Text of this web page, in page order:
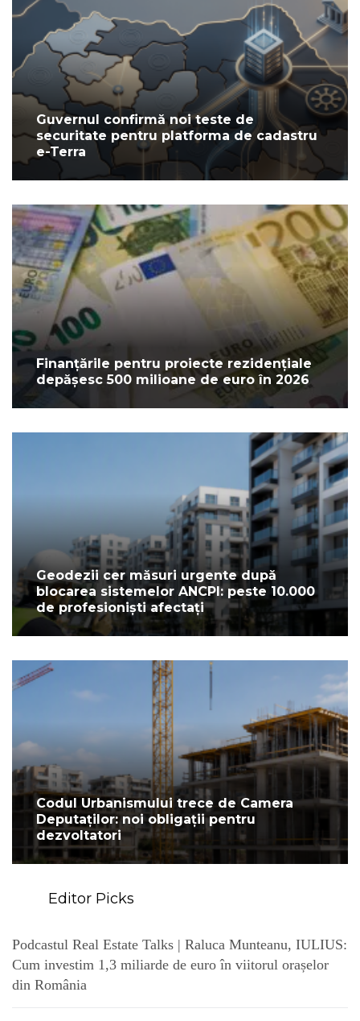
Guvernul confirmă noi teste de
securitate pentru platforma de cadastru
e-Terra
Finanțările pentru proiecte rezidențiale
depășesc 500 milioane de euro în 2026
Geodezii cer măsuri urgente după
blocarea sistemelor ANCPI: peste 10.000
de profesioniști afectați
Codul Urbanismului trece de Camera
Deputaților: noi obligații pentru
dezvoltatori
Editor Picks
Podcastul Real Estate Talks | Raluca Munteanu, IULIUS:
Cum investim 1,3 miliarde de euro în viitorul orașelor
din România